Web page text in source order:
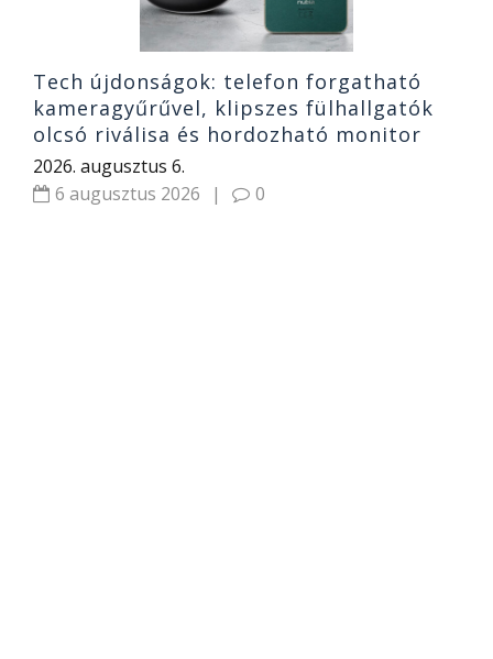
Tech újdonságok: telefon forgatható
kameragyűrűvel, klipszes fülhallgatók
olcsó riválisa és hordozható monitor
2026. augusztus 6.
6 augusztus 2026
| 0